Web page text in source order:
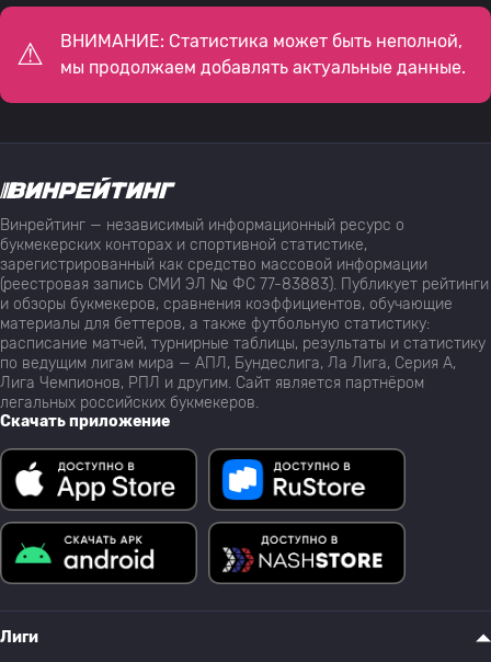
ВНИМАНИЕ: Статистика может быть неполной,
мы продолжаем добавлять актуальные данные.
Винрейтинг — независимый информационный ресурс о
букмекерских конторах и спортивной статистике,
зарегистрированный как средство массовой информации
(реестровая запись СМИ ЭЛ № ФС 77-83883). Публикует рейтинги
и обзоры букмекеров, сравнения коэффициентов, обучающие
материалы для беттеров, а также футбольную статистику:
расписание матчей, турнирные таблицы, результаты и статистику
по ведущим лигам мира — АПЛ, Бундеслига, Ла Лига, Серия А,
Лига Чемпионов, РПЛ и другим. Сайт является партнёром
легальных российских букмекеров.
Скачать приложение
Лиги